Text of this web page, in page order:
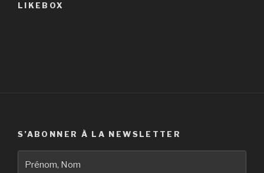
LIKEBOX
S’ABONNER À LA NEWSLETTER